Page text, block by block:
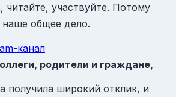
читайте, участвуйте. Потому
общее дело.
канал
родители и граждане,
получила широкий отклик, и